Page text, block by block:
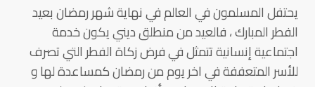
يحتفل المسلمون في العالم في نهاية شهر رمضان بعيد
الفطر المبارك ، فالعيد من منطلق ديني يكون خدمة
اجتماعية إنسانية تتمثل في فرض زكاة الفطر التي تصرف
للأسر المتعففة في اخر يوم من رمضان كمساعدة لها و